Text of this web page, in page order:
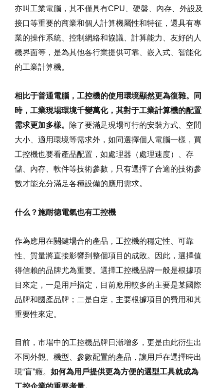
亦叫工業電腦，其不僅具有CPU、硬盤、內存、外設及
接口等重要的商業和個人計算機屬性和特征，還具有專
業的操作系統、控制網絡和協議、計算能力、友好的人
機界面等，是為其他各行業提供可靠、嵌入式、智能化
的工業計算機。
相比于普通電腦，工控機的使用環境顯然更為復雜。同
時，工業現場環境千變萬化，其對于工業計算機的配置
需求更加多樣。
除了要滿足現場可行的安裝方式、空間
大小、適用環境等需求外，如同選擇個人電腦一樣，買
工控機也要看產品配置，如處理器（處理速度）、存
儲、內存、軟件等技術參數，只有選擇了合適的技術參
數才能充分滿足各種設備的應用需求。
什么？施耐德電氣也有工控機
作為應用在關鍵場合的產品，工控機的穩定性、可靠
性、質量將直接影響到整個項目的成敗。因此，選擇值
得信賴的品牌尤為重要。選擇工控機品牌一般是根據項
目來定，一是用戶指定，目前應用較多的主要是某國際
品牌和國產品牌；二是自定，主要根據項目的費用和其
重要性來定。
目前，市場中的工控機品牌日漸增多，更是由此衍生出
不同外觀、機型、參數配置的產品，讓用戶在選擇時出
現“盲”癥。 如何為用戶提供更為方便的選型工具就成為